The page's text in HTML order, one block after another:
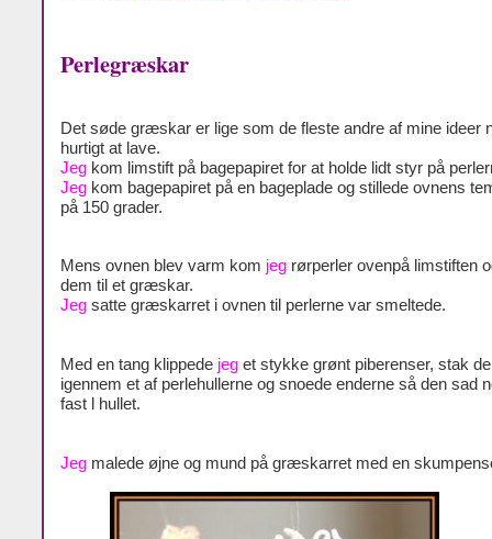
Perlegræskar
Det søde græskar er lige som de fleste andre af mine ideer
hurtigt at lave.
Jeg kom limstift på bagepapiret for at holde lidt styr på
Jeg kom bagepapiret på en bageplade og stillede ovnens
på 150 grader.
Mens ovnen blev varm kom jeg rørperler ovenpå limstiften
dem til et græskar.
Jeg satte græskarret i ovnen til perlerne var smeltede.
Med en tang klippede jeg et stykke grønt piberenser, stak
igennem et af perlehullerne og snoede enderne så den sad
fast l hullet.
Jeg malede øjne og mund på græskarret med en